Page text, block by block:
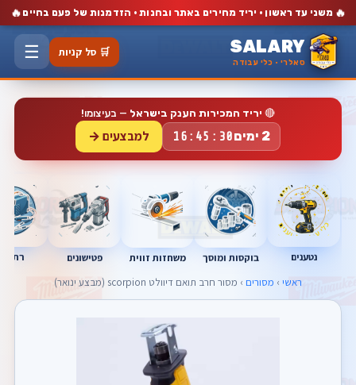
🔥 משני עד ראשון · יריד מחירים באתר ובחנות · הזדמנות של פעם בחיים 🔥
SALARY
סאלרי · כלי עבודה
🛒 סל קניות ☰
🔴 יריד המכירות הענק בישראל — בעיצומו!
2 ימים 16:45:29 למבצעים →
נטענים בוקסות ומוסך משחזות זווית פטישונים
ראשי › מסורים › מסור חרב תואם דיוולט scorpion (מבצע ינואר)